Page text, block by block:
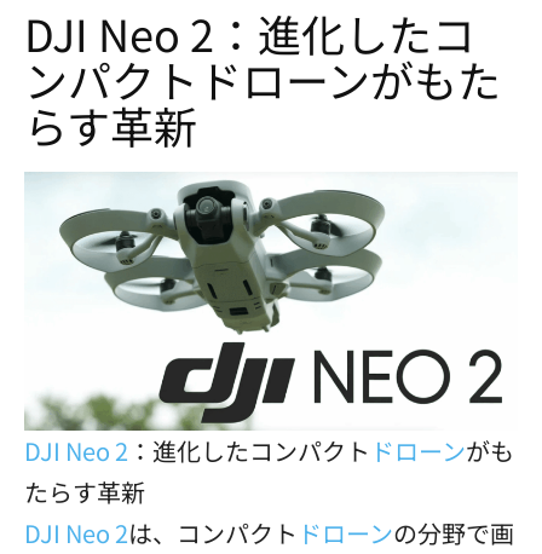
DJI Neo 2：進化したコ
ンパクトドローンがもた
らす革新
DJI Neo 2 ：進化したコンパクト ドローンがも
たらす革新
DJI Neo 2は、コンパクト ドローンの分野で画